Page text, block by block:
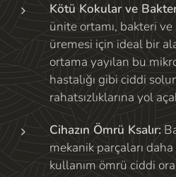
Kötü Kokular ve
ünite ortamı, bakteri ve
üremesi için ideal bir
ortama yayılan bu
hastalığı gibi ciddi
rahatsızlıklarına yol
Cihazın Ömrü Ksalır:
mekanik parçaları daha
kullanım ömrü ciddi